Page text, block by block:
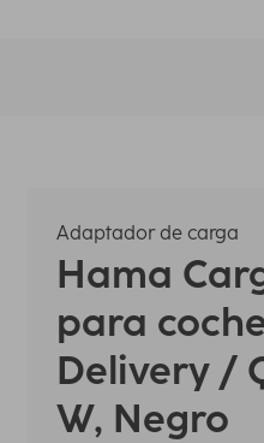
Adaptador de carga
Hama
para
Delivery /
W, Negro